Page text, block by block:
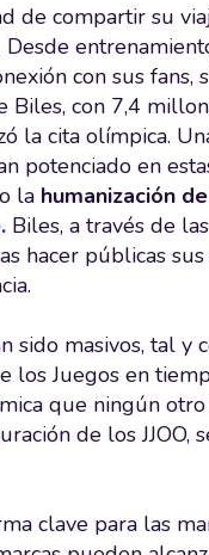
de compartir su
con sus fans,
con 7,4
la cita olímpica.
potenciado en
la humanización
Biles, a través de
hacer públicas
sido masivos, tal y
los Juegos en
que ningún
de los JJOO,
clave para las